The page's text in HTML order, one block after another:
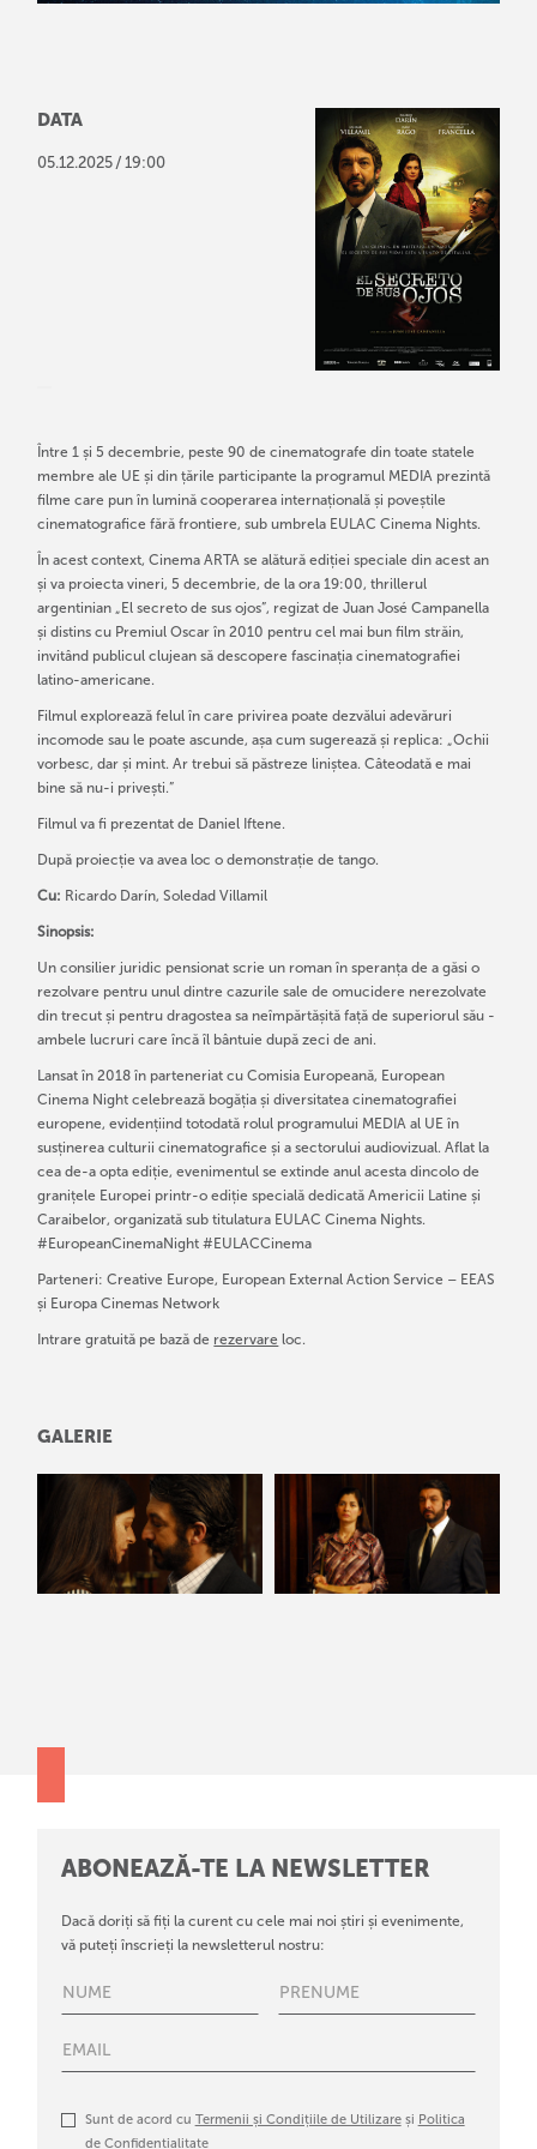
DATA
05.12.2025 / 19:00
Între 1 și 5 decembrie, peste 90 de cinematografe din toate statele
membre ale UE și din țările participante la programul MEDIA prezintă
filme care pun în lumină cooperarea internațională și poveștile
cinematografice fără frontiere, sub umbrela EULAC Cinema Nights.
În acest context, Cinema ARTA se alătură ediției speciale din acest an
și va proiecta vineri, 5 decembrie, de la ora 19:00, thrillerul
argentinian „El secreto de sus ojos”, regizat de Juan José Campanella
și distins cu Premiul Oscar în 2010 pentru cel mai bun film străin,
invitând publicul clujean să descopere fascinația cinematografiei
latino-americane.
Filmul explorează felul în care privirea poate dezvălui adevăruri
incomode sau le poate ascunde, așa cum sugerează și replica: „Ochii
vorbesc, dar și mint. Ar trebui să păstreze liniștea. Câteodată e mai
bine să nu-i privești.”
Filmul va fi prezentat de Daniel Iftene.
După proiecție va avea loc o demonstrație de tango.
Cu: Ricardo Darín, Soledad Villamil
Sinopsis:
Un consilier juridic pensionat scrie un roman în speranța de a găsi o
rezolvare pentru unul dintre cazurile sale de omucidere nerezolvate
din trecut și pentru dragostea sa neîmpărtășită față de superiorul său -
ambele lucruri care încă îl bântuie după zeci de ani.
Lansat în 2018 în parteneriat cu Comisia Europeană, European
Cinema Night celebrează bogăția și diversitatea cinematografiei
europene, evidențiind totodată rolul programului MEDIA al UE în
susținerea culturii cinematografice și a sectorului audiovizual. Aflat la
cea de-a opta ediție, evenimentul se extinde anul acesta dincolo de
granițele Europei printr-o ediție specială dedicată Americii Latine și
Caraibelor, organizată sub titulatura EULAC Cinema Nights.
#EuropeanCinemaNight #EULACCinema
Parteneri: Creative Europe, European External Action Service – EEAS
și Europa Cinemas Network
Intrare gratuită pe bază de rezervare loc.
GALERIE
ABONEAZĂ-TE LA NEWSLETTER
Dacă doriți să fiți la curent cu cele mai noi știri și evenimente,
vă puteți înscrieți la newsletterul nostru:
Sunt de acord cu Termenii și Condițiile de Utilizareși Politica
de Confidențialitate